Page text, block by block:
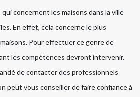
concernent les maisons dans la ville
En effet, cela concerne le plus
Pour effectuer ce genre de
les compétences devront intervenir.
de contacter des professionnels
peut vous conseiller de faire confiance à